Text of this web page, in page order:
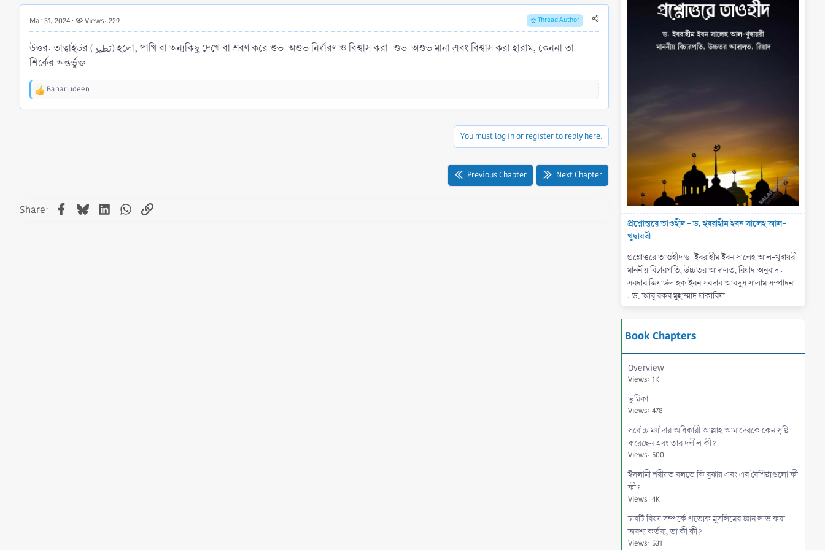
r
t
e
r
Mar 31, 2024 Views: 229 Thread Author
উত্তর: তাত্বাইউর (تطير) হলো; পাখি বা অন্যকিছু দেখে বা শ্রবণ করে শুভ-অশুভ নির্ধারণ ও বিশ্বাস করা। শুভ-অশুভ মানা এবং বিশ্বাস করা হারাম; কেননা তা
শির্কের অন্তর্ভুক্ত।
R
Bahar udeen
You must log in or register to reply here.
Previous Chapter Next Chapter
Share: Facebook
BlueskyLinkedInWhatsApp
Link
প্রশ্নোত্তরে তাওহীদ - ড. ইবরাহীম ইবন সালেহ আল-
খুদ্বায়রী
প্রশ্নোত্তরে তাওহীদ ড. ইবরাহীম ইবন সালেহ আল-খুদ্বায়রী
মাননীয় বিচারপতি, উচ্চতর আদালত, রিয়াদ অনুবাদ :
সরদার জিয়াউল হক ইবন সরদার আবদুস সালাম সম্পাদনা
: ড. আবু বকর মুহাম্মাদ যাকারিয়া
Book Chapters
Overview
Views: 1K
ভুমিকা
Views: 478
সর্বোচ্চ মর্যাদার অধিকারী আল্লাহ আমাদেরকে কেন সৃষ্টি
করেছেন এবং তার দলীল কী?
Views: 500
ইসলামী শরীয়ত বলতে কি বুঝায় এবং এর বৈশিষ্ট্যগুলো কী
কী?
Views: 4K
চারটি বিষয় সম্পর্কে প্রত্যেক মুসলিমের জ্ঞান লাভ করা
অবশ্য কর্তব্য, তা কী কী?
Views: 531